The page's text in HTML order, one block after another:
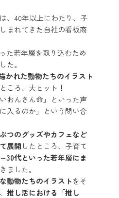
、40年以上にわたり、子
まれてきた自社の看板商
た若年層を取り込むため
た。
かれた動物たちのイラスト
ころ、大ヒット！
おんさん命」といった声
入るのか」という問い合
つのグッズやカフェなど
展開 したところ、子育て
30代といった若年層にま
ました。
動物たちのイラストをそ
推し活における「推し